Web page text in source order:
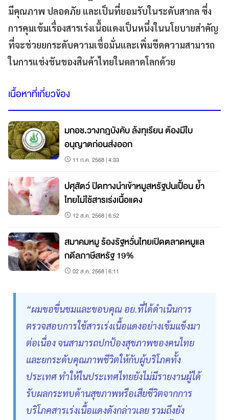
มีคุณภาพ ปลอดภัย และเป็นที่ยอมรับในระดับสากล ซึ่ง
การคุมเข้มเรื่องสารเร่งเนื้อแดงเป็นหนึ่งในนโยบายสำคัญ
ที่จะช่วยยกระดับความเชื่อมั่นและเพิ่มขีดความสามารถ
ในการแข่งขันของสินค้าไทยในตลาดโลกด้วย
เนื้อหาที่เกี่ยวข้อง
มกอช.วางกฎบังคับ ล้งทุเรียน ต้องมีใบ
อนุญาตก่อนส่งออก
11 ก.ค. 2568 | 4:33
ปศุสัตว์ ปิดทางนำเข้าหมูสหรัฐปนเปื้อน ย้ำ
ไทยไม่ใช้สารเร่งเนื้อแดง
12 ส.ค. 2568 | 6:52
สมาคมหมู ร้องรัฐหวั่นไทยเปิดตลาดหมูแล
กดีลภาษีสหรัฐ 19%
02 ส.ค. 2568 | 6:11
“ผมขอขื่นชมและขอบคุณ อย.ที่ได้ดำเนินการ
ตรวจสอบการใช้สารเร่งเนื้อแดงอย่างเข้มแข็งมา
ต่อเนื่อง จนสามารถปกป้องสุขภาพของคนไทย
และยกระดับคุณภาพชีวิตให้กับผู้บริโภคทั้ง
ประเทศ ทำให้ในประเทศไทยยังไม่มีรายงานผู้ได้
รับผลกระทบด้านสุขภาพหรือเสียชีวิตจากการ
บริโภคสารเร่งเนื้อแดงดังกล่าวเลย รวมถึงยัง